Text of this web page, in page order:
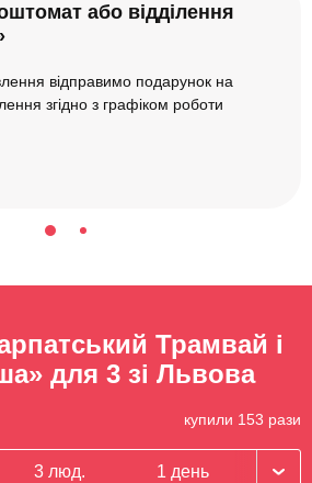
або відділення
відправимо подарунок на
згідно з графіком роботи
Трамвай і
для 3 зі Львова
купили 153 рази
3 люд. 1 день